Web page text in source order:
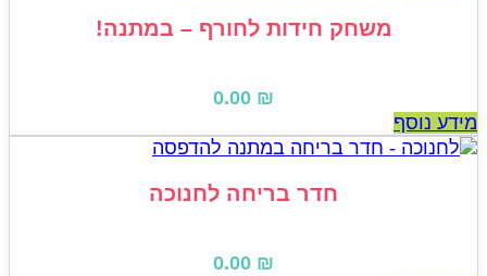
משחק חידות לחורף – במתנה!
0.00₪
נוסף
חדר בריחה לחנוכה
0.00₪